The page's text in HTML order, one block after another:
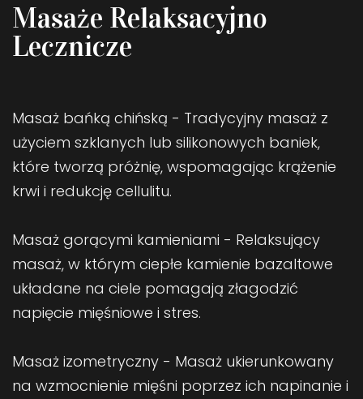
Masaże Relaksacyjno
Lecznicze
Masaż bańką chińską - Tradycyjny masaż z
użyciem szklanych lub silikonowych baniek,
które tworzą próżnię, wspomagając krążenie
krwi i redukcję cellulitu.
Masaż gorącymi kamieniami - Relaksujący
masaż, w którym ciepłe kamienie bazaltowe
układane na ciele pomagają złagodzić
napięcie mięśniowe i stres.
Masaż izometryczny - Masaż ukierunkowany
na wzmocnienie mięśni poprzez ich napinanie i